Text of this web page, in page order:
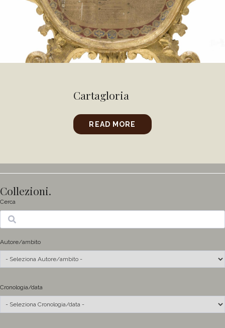
Cartagloria
READ MORE
Collezioni.
Cerca
Ricerca
Autore/ambito
Cronologia/data